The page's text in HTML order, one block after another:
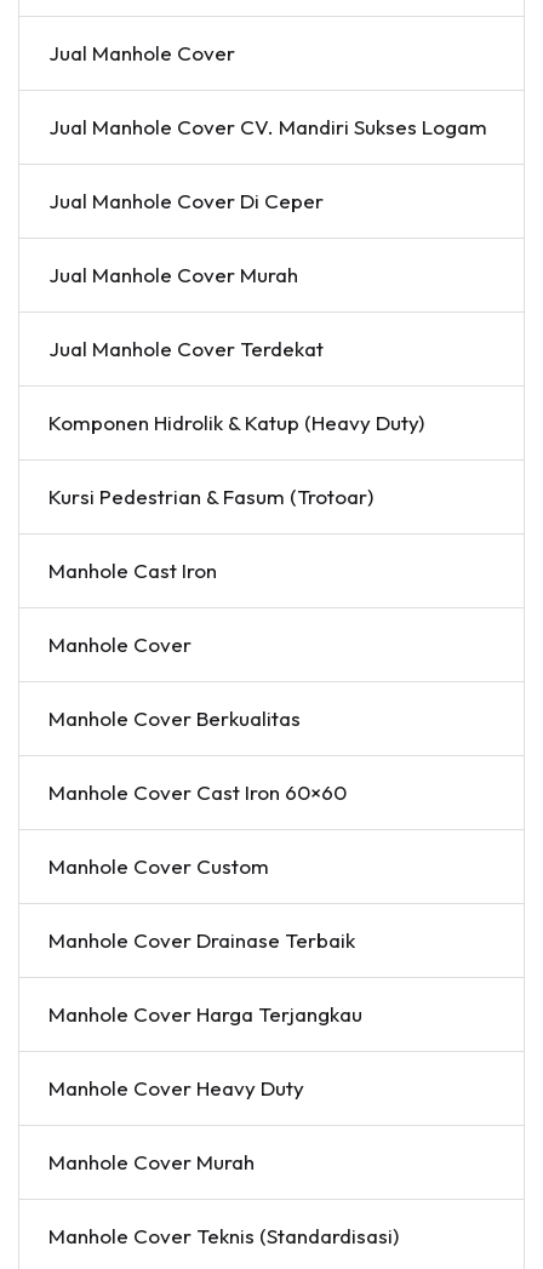
Jual Manhole Cover
Jual Manhole Cover CV. Mandiri Sukses Logam
Jual Manhole Cover Di Ceper
Jual Manhole Cover Murah
Jual Manhole Cover Terdekat
Komponen Hidrolik & Katup (Heavy Duty)
Kursi Pedestrian & Fasum (Trotoar)
Manhole Cast Iron
Manhole Cover
Manhole Cover Berkualitas
Manhole Cover Cast Iron 60×60
Manhole Cover Custom
Manhole Cover Drainase Terbaik
Manhole Cover Harga Terjangkau
Manhole Cover Heavy Duty
Manhole Cover Murah
Manhole Cover Teknis (Standardisasi)